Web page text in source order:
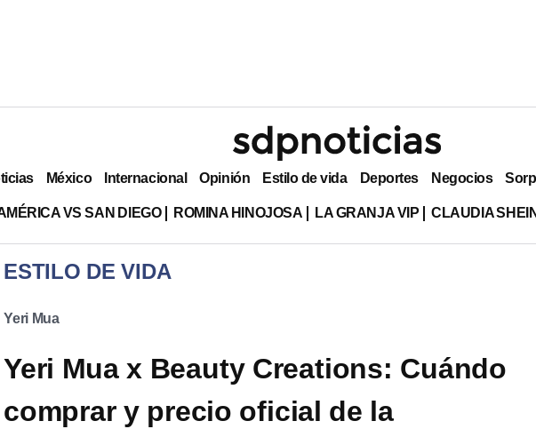
México Internacional Opinión Estilo de vida Deportes Negocios
VS SAN DIEGO ROMINA HINOJOSA LA GRANJA VIP CLAUDIA
ESTILO DE VIDA
Yeri Mua
Yeri Mua x Beauty Creations: Cuándo
comprar y precio oficial de la